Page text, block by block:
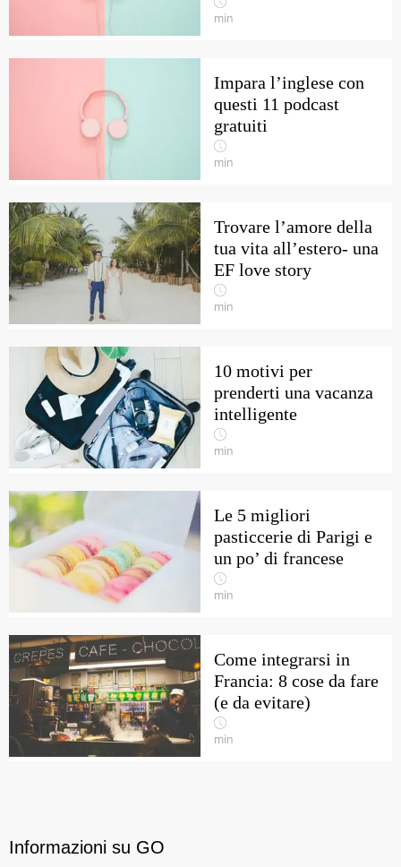
min
Impara l’inglese con
questi 11 podcast
gratuiti
min
Trovare l’amore della
tua vita all’estero- una
EF love story
min
10 motivi per
prenderti una vacanza
intelligente
min
Le 5 migliori
pasticcerie di Parigi e
un po’ di francese
min
Come integrarsi in
Francia: 8 cose da fare
(e da evitare)
min
Informazioni su GO